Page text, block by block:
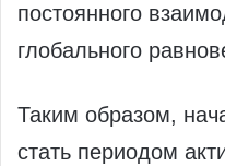
постоянного
глобального
Таким образом,
стать периодом